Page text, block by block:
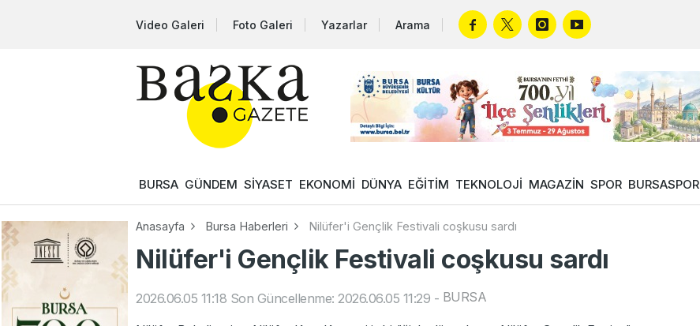
Video Galeri Foto Galeri Yazarlar Arama
BURSA GÜNDEM SİYASET EKONOMİ DÜNYA EĞİTİM TEKNOLOJİ MAGAZİN SPOR BURSASPOR
Anasayfa Bursa Haberleri Nilüfer'i Gençlik Festivali coşkusu sardı
Nilüfer'i Gençlik Festivali coşkusu sardı
2026.06.05 11:18 Son Güncellenme: 2026.06.05 11:29 - BURSA